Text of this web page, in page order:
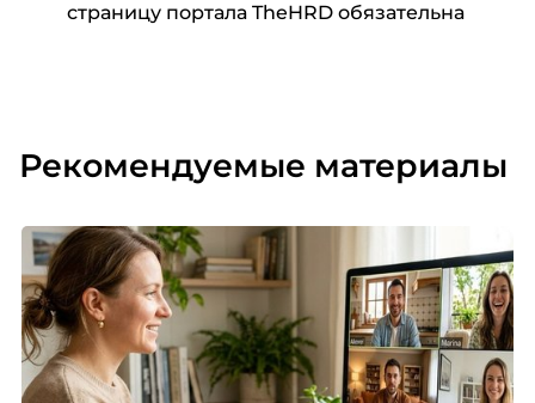
страницу портала TheHRD обязательна
Рекомендуемые материалы